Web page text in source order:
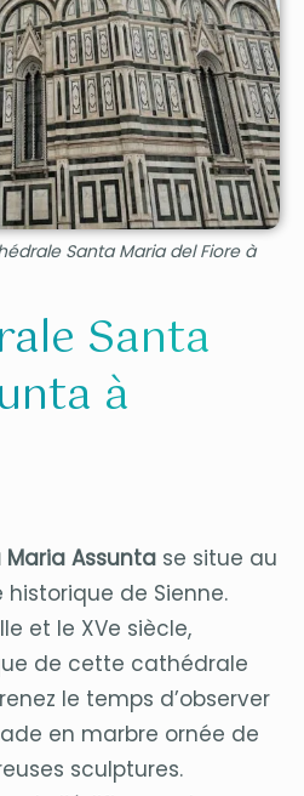
Santa Maria del Fiore à
Santa
à
Assunta se situe au
de Sienne.
et le XVe siècle,
de cette cathédrale
le temps d’observer
en marbre ornée de
sculptures.